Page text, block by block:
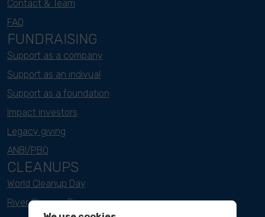
Contact & Team
FAQ
FUNDRAISING
Support as a company
Support as an indivual
Support as a foundation
Impact investors
Legacy giving
ANBI/PBO
CLEANUPS
World Cleanup Day
River Cleanup Days